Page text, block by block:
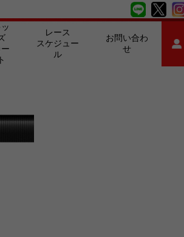
ー
ト
レース
スケジュー
ル
お問い合わ
せ